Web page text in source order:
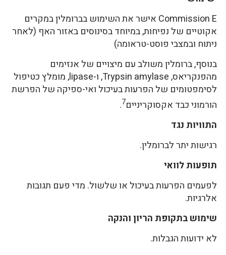
Commission E אישר את השימוש בברומלין במקרים
אקוטיים של נפיחות, במיוחד בסינוסים באזור האף (לאחר
ניתוח ובמצבי פוסט-טראומה)
בנוסף, ברומלין משולב עם מיצויים של אנזימים
מהפנקריאס, Trypsin amylase, ו-lipase, מומלץ כטיפול
לסימפטומים של הפרעות בעיכול ואי-ספיקה של הפרשת
הורמוני כבד אקסוקריניים7
.
התוויות נגד
רגישות יתר לברומלין.
תופעות לוואי
לפעמים הפרעות בעיכול או שלשול. מדי פעם תגובות
אלרגיות.
שימוש בתקופת הריון והנקה
לא ידועות הגבלות.